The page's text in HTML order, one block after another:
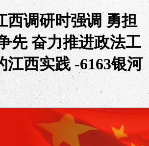
西调研时强调 勇担
先 奋力推进政法工
江西实践 -6163银河